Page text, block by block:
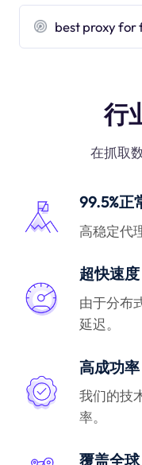
best proxy for
行
在抓取
99.5%正
高稳定代
超快速度
由于分布
延迟。
高成功率
我们的技
率。
覆盖全球